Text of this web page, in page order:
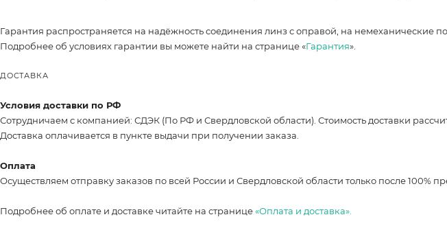
Гарантия распространяется на надёжность соединения линз с оправой, на немеханические
Подробнее об условиях гарантии вы можете найти на странице «Гарантия».
ДОСТАВКА
Условия доставки по РФ
Сотрудничаем с компанией: СДЭК (По РФ и Свердловской области). Стоимость доставки
Доставка оплачивается в пункте выдачи при получении заказа.
Оплата
Осуществляем отправку заказов по всей России и Свердловской области только после 100%
Подробнее об оплате и доставке читайте на странице«Оплата и доставка».